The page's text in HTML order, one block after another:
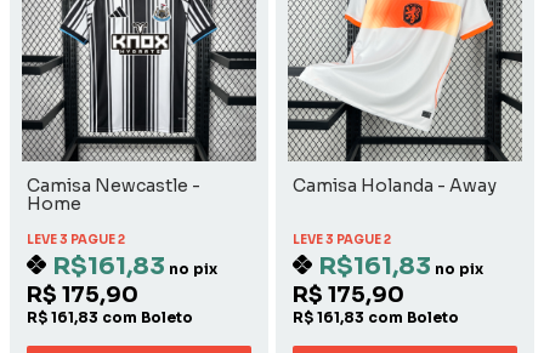
Camisa Newcastle -
Home
LEVE 3 PAGUE 2
R$161,83 no pix
R$ 175,90
R$ 161,83 com Boleto
Camisa Holanda - Away
LEVE 3 PAGUE 2
R$161,83 no pix
R$ 175,90
R$ 161,83 com Boleto